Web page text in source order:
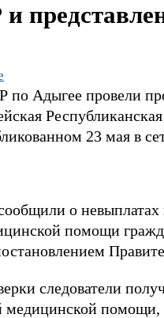
по Адыгее провели
23 мая в
о
помощи
следователи
медицинской